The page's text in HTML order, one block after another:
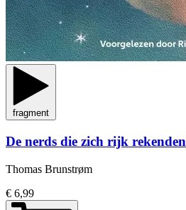
fragment
De nerds die zich rijk rekenden
Thomas Brunstrøm
€ 6,99